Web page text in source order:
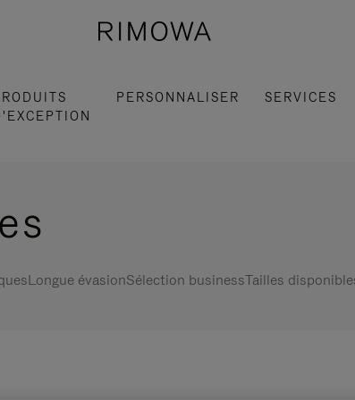
PERSONNALISER SERVICES
Longue évasionSélection businessTailles